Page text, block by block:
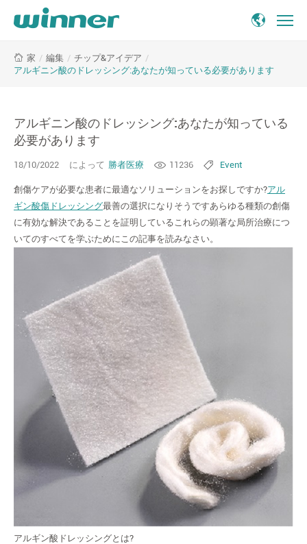
家 / 編集 / チップ&アイデア /
アルギニン酸のドレッシング:あなたが知っている必要があります
アルギニン酸のドレッシング:あなたが知っている
必要があります
18/10/2022 によって 勝者医療 11236 Event
創傷ケアが必要な患者に最適なソリューションをお探しですか?アル
ギン酸傷ドレッシング最善の選択になりそうですあらゆる種類の創傷
に有効な解決であることを証明しているこれらの顕著な局所治療につ
いてのすべてを学ぶためにこの記事を読みなさい。
アルギン酸ドレッシングとは?